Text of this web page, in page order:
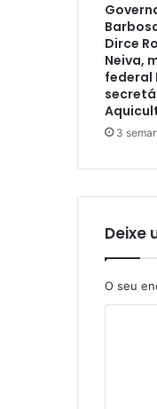
Dirce
Neiva,
federal
3
Deixe
O seu